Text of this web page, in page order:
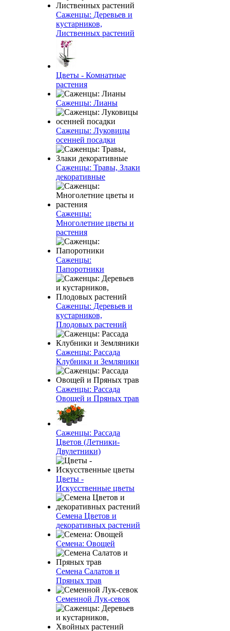
Саженцы: Деревьев и
кустарников,
Лиственных растений
Цветы - Комнатные
растения
Саженцы: Лианы
Саженцы: Луковицы
осенней посадки
Саженцы: Травы, Злаки
декоративные
Саженцы:
Многолетние цветы и
растения
Саженцы:
Папоротники
Саженцы: Деревьев и
кустарников,
Плодовых растений
Саженцы: Рассада
Клубники и Земляники
Саженцы: Рассада
Овощей и Пряных трав
Саженцы: Рассада
Цветов (Летники-
Двулетники)
Цветы -
Искусственные цветы
Семена Цветов и
декоративных растений
Семена: Овощей
Семена Салатов и
Пряных трав
Семенной Лук-севок